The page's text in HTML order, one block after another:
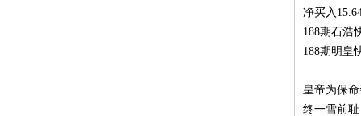
净买入
188期石浩
188期明皇
皇帝为保
终一雪前耻